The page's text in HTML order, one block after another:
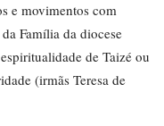
e movimentos com
Família da diocese
de Taizé ou
(irmãs Teresa de